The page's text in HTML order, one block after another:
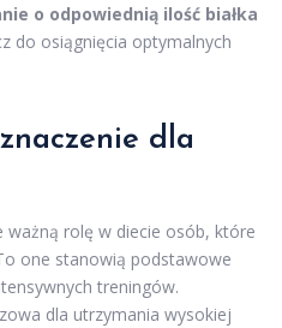
o odpowiednią ilość białka
do osiągnięcia optymalnych
dla
ważną rolę w diecie osób, które
one stanowią podstawowe
treningów.
dla utrzymania wysokiej